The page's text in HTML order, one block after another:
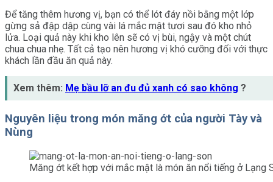
Để tăng thêm hương vị, bạn có thể lót đáy nồi bằng một lớp
gừng sả đập dập cùng vài lá mắc mật tươi sau đó kho nhỏ
lửa. Loại quả này khi kho lên sẽ có vị bùi, ngậy và một chút
chua chua nhẹ. Tất cả tạo nên hương vị khó cưỡng đối với thực
khách lần đầu ăn quả này.
Xem thêm: Mẹ bầu lỡ an đu đủ xanh có sao không ?
Nguyên liệu trong món măng ớt của người Tày và
Nùng
Măng ớt kết hợp với mắc mật là món ăn nổi tiếng ở Lạng